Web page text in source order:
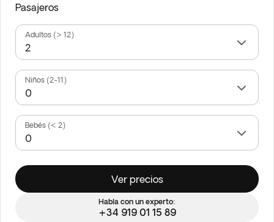
Pasajeros
Adultos (> 12)
Niños (2-11)
Bebés (< 2)
Ver precios
Habla con un experto:
+34 919 01 15 89